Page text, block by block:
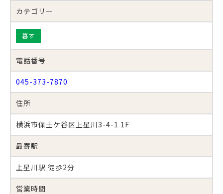
カテゴリー
暮す
電話番号
045-373-7870
住所
横浜市保土ケ谷区上星川3-4-1 1F
最寄駅
上星川駅 徒歩2分
営業時間